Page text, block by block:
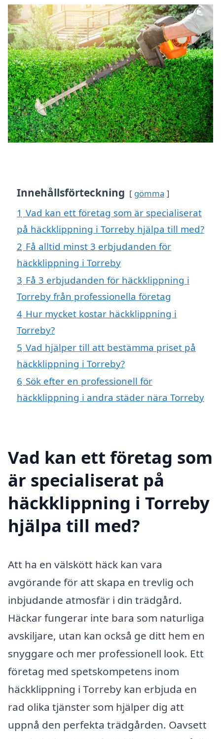
Innehållsförteckning gömma
1 Vad kan ett företag som är specialiserat
på häckklippning i Torreby hjälpa till med?
2 Få alltid minst 3 erbjudanden för
häckklippning i Torreby
3 Få 3 erbjudanden för häckklippning i
Torreby från professionella företag
4 Hur mycket kostar häckklippning i
Torreby?
5 Vad hjälper till att bestämma priset på
häckklippning i Torreby?
6 Sök efter en professionell för
häckklippning i andra städer nära Torreby
Vad kan ett företag som
är specialiserat på
häckklippning i Torreby
hjälpa till med?
Att ha en välskött häck kan vara
avgörande för att skapa en trevlig och
inbjudande atmosfär i din trädgård.
Häckar fungerar inte bara som naturliga
avskiljare, utan kan också ge ditt hem en
snyggare och mer professionell look. Ett
företag med spetskompetens inom
häckklippning i Torreby kan erbjuda en
rad olika tjänster som hjälper dig att
uppnå den perfekta trädgården. Oavsett